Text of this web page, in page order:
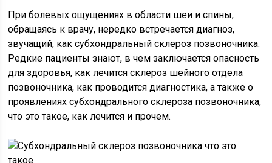
При болевых ощущениях в области шеи и спины,
обращаясь к врачу, нередко встречается диагноз,
звучащий, как субхондральный склероз позвоночника.
Редкие пациенты знают, в чем заключается опасность
для здоровья, как лечится склероз шейного отдела
позвоночника, как проводится диагностика, а также о
проявлениях субхондрального склероза позвоночника,
что это такое, как лечится и прочем.